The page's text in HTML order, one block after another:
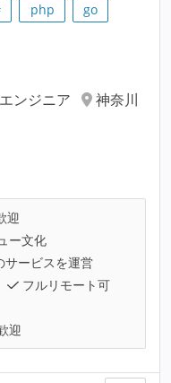
php
go
ンジニア
神奈川
迎
ー文化
サービスを運営
フルリモート可
迎